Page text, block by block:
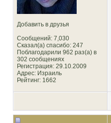
Добавить в друзья
Сообщений: 7,030
Сказал(а) спасибо: 247
Поблагодарили 962 раз(а) в
302 сообщениях
Регистрация: 29.10.2009
Адрес: Израиль
Рейтинг: 1662